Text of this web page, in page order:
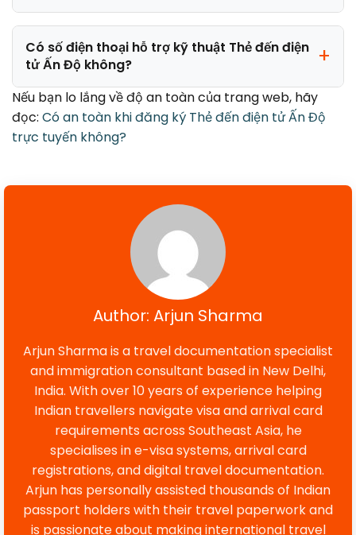
Có số điện thoại hỗ trợ kỹ thuật Thẻ đến điện
tử Ấn Độ không?
Nếu bạn lo lắng về độ an toàn của trang web, hãy
đọc: Có an toàn khi đăng ký Thẻ đến điện tử Ấn Độ
trực tuyến không?
Author: Arjun Sharma
Arjun Sharma is a travel documentation specialist
and immigration consultant based in New Delhi,
India. With over 10 years of experience helping
Indian travellers navigate visa and arrival card
requirements across Southeast Asia, he
specialises in e-visa systems, arrival card
registrations, and digital travel documentation.
Arjun has personally assisted thousands of Indian
passport holders with their travel paperwork and
is passionate about making international travel